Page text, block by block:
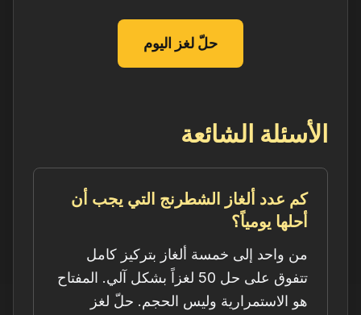
حلّ لغز اليوم
الأسئلة الشائعة
كم عدد ألغاز الشطرنج التي يجب أن
أحلها يومياً؟
من واحد إلى خمسة ألغاز بتركيز كامل
تتفوق على حل 50 لغزاً بشكل آلي. المفتاح
هو الاستمرارية وليس الحجم. حلّ لغز